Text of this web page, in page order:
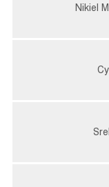
Nikiel